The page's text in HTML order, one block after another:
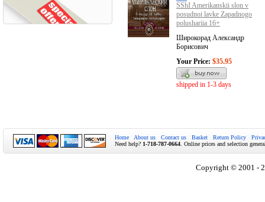
SShI Amerikanskii slon v
posudnoi lavke Zapadnogo
polushariia 16+
Широкорад Александр
Борисович
Your Price: $35.95
shipped in 1-3 days
Home About us Contact us Basket Return Policy
Need help? 1-718-787-0664 . Online prices and selection
Copyright © 2001 -